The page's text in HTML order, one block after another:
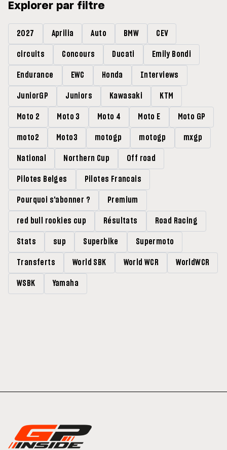
Explorer par filtre
2027 Aprilia Auto BMW CEV
circuits Concours Ducati Emily Bondi
Endurance EWC Honda Interviews
JuniorGP Juniors Kawasaki KTM
Moto 2 Moto 3 Moto 4 Moto E Moto GP
moto2 Moto3 motogp motogp mxgp
National Northern Cup Off road
Pilotes Belges Pilotes Francais
Pourquoi s'abonner ? Premium
red bull rookies cup Résultats Road Racing
Stats sup Superbike Supermoto
Transferts World SBK World WCR WorldWCR
WSBK Yamaha